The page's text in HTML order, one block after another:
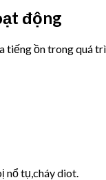
động
tiếng ồn trong quá
nổ tụ,cháy diot.